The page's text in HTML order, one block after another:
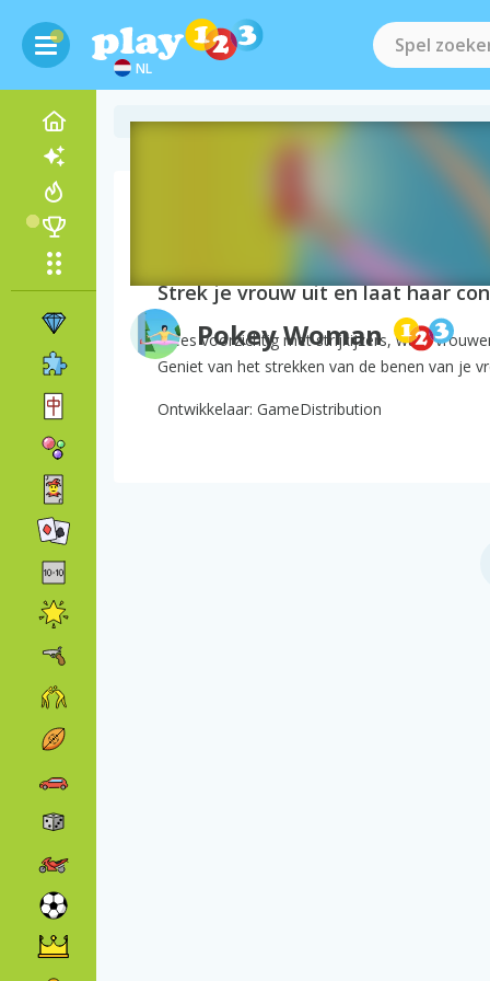
NL
Pokey Woman
Over het spel Pokey
Strek je vrouw uit en laat haar
Wees voorzichtig met strijkijzers, want
Geniet van het strekken van de benen van je
Ontwikkelaar: GameDistribution